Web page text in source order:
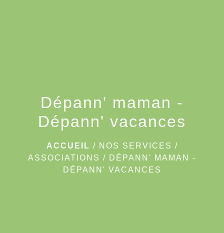
Dépann' maman -
Dépann' vacances
ACCUEIL / NOS SERVICES /
ASSOCIATIONS / DÉPANN' MAMAN -
DÉPANN' VACANCES